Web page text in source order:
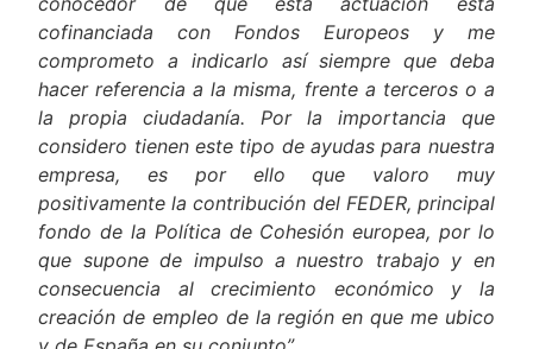
conocedor de que esta actuación está
cofinanciada con Fondos Europeos y me
comprometo a indicarlo así siempre que deba
hacer referencia a la misma, frente a terceros o a
la propia ciudadanía. Por la importancia que
considero tienen este tipo de ayudas para nuestra
empresa, es por ello que valoro muy
positivamente la contribución del FEDER, principal
fondo de la Política de Cohesión europea, por lo
que supone de impulso a nuestro trabajo y en
consecuencia al crecimiento económico y la
creación de empleo de la región en que me ubico